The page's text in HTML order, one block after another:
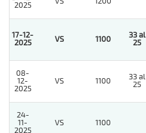
2025
17-12-
2025
VS 1100
33 al
25
08-
12-
2025
VS 1100
33 al
25
24-
11-
2025
VS 1100